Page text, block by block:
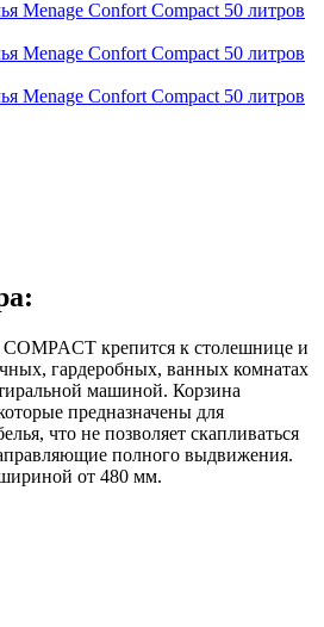
крепится к столешнице и
гардеробных, ванных комнатах
машиной. Корзина
предназначены для
что не позволяет скапливаться
полного выдвижения.
от 480 мм.